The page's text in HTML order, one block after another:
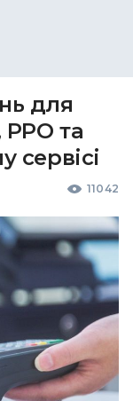
для
РРО та
сервісі
11042